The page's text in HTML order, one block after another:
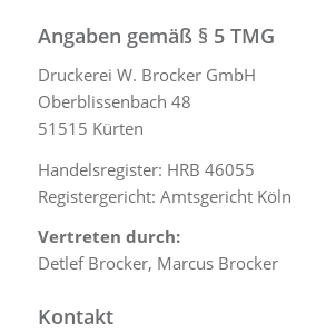
Angaben gemäß § 5 TMG
Druckerei W. Brocker GmbH
Oberblissenbach 48
51515 Kürten
Handelsregister: HRB 46055
Registergericht: Amtsgericht Köln
Vertreten durch:
Detlef Brocker, Marcus Brocker
Kontakt